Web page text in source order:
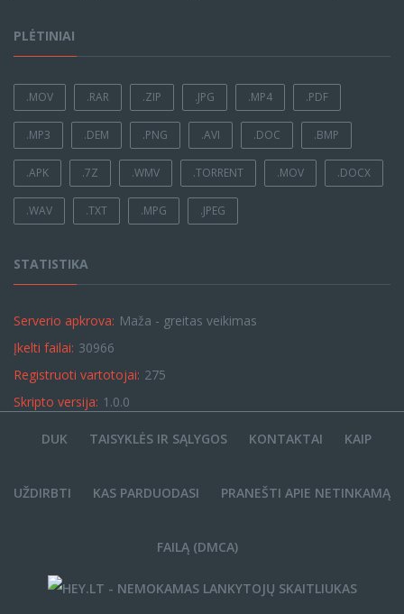
PLĖTINIAI
.MOV .RAR .ZIP .JPG .MP4 .PDF
.MP3 .DEM .PNG .AVI .DOC .BMP
.APK .7Z .WMV .TORRENT .MOV .DOCX
.WAV .TXT .MPG .JPEG
STATISTIKA
Serverio apkrova: Maža - greitas veikimas
Įkelti failai: 30966
Registruoti vartotojai: 275
Skripto versija: 1.0.0
DUK TAISYKLĖS IR SĄLYGOS KONTAKTAI KAIP
UŽDIRBTI KAS PARDUODASI PRANEŠTI APIE NETINKAMĄ
FAILĄ (DMCA)